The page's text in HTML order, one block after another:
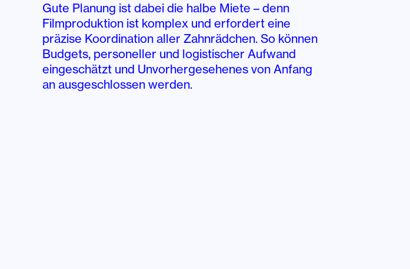
Gute Planung ist dabei die halbe Miete – denn
Filmproduktion ist komplex und erfordert eine
präzise Koordination aller Zahnrädchen. So können
Budgets, personeller und logistischer Aufwand
eingeschätzt und Unvorhergesehenes von Anfang
an ausgeschlossen werden.